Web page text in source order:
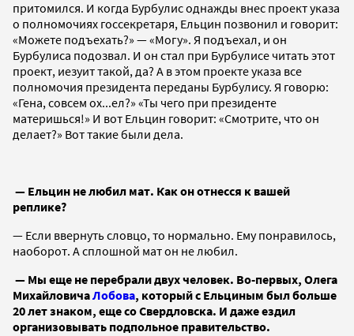
притомился. И когда Бурбулис однажды внес проект указа
о полномочиях госсекретаря, Ельцин позвонил и говорит:
«Можете подъехать?» — «Могу». Я подъехал, и он
Бурбулиса подозвал. И он стал при Бурбулисе читать этот
проект, иезуит такой, да? А в этом проекте указа все
полномочия президента переданы Бурбулису. Я говорю:
«Гена, совсем ох...ел?» «Ты чего при президенте
материшься!» И вот Ельцин говорит: «Смотрите, что он
делает?» Вот такие были дела.
— Ельцин не любил мат. Как он отнесся к вашей
реплике?
— Если ввернуть словцо, то нормально. Ему понравилось,
наоборот. А сплошной мат он не любил.
— Мы еще не перебрали двух человек. Во-первых, Олега
МихайловичаЛобова, который с Ельциным был больше
20 лет знаком, еще со Свердловска. И даже ездил
организовывать подпольное правительство.